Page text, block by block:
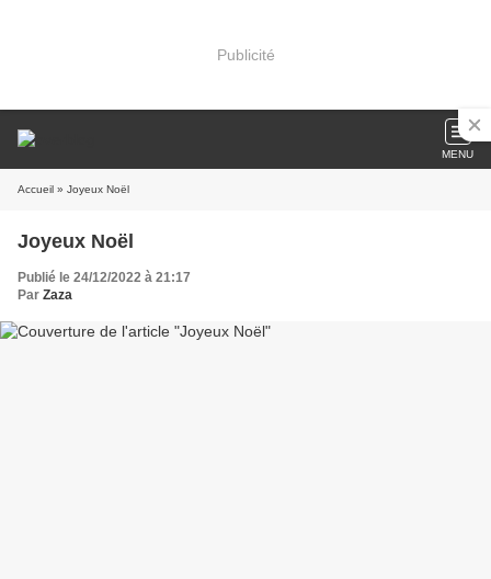
Publicité
MENU
Accueil » Joyeux Noël
Joyeux Noël
Publié le 24/12/2022 à 21:17
Par Zaza